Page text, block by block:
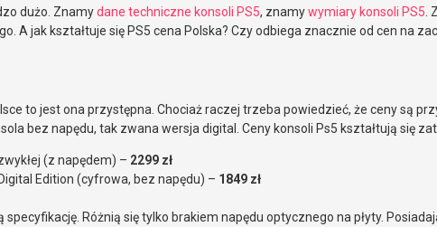
dużo. Znamydane techniczne konsoli PS5, znamywymiary konsoli PS5
A jak kształtuje się PS5 cena Polska? Czy odbiega znacznie od cen na
to jest ona przystępna. Chociaż raczej trzeba powiedzieć, że ceny są
bez napędu, tak zwana wersja digital. Ceny konsoli Ps5 kształtują się
(z napędem) – 2299 zł
Edition (cyfrowa, bez napędu) – 1849 zł
Różnią się tylko brakiem napędu optycznego na płyty.